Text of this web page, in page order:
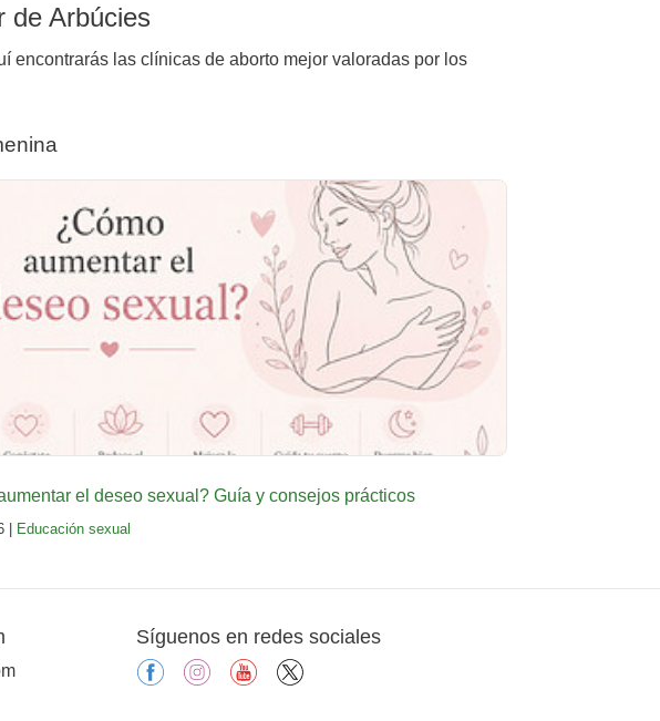
de Arbúcies
encontrarás las clínicas de aborto mejor valoradas por los
el deseo sexual? Guía y consejos prácticos
| Educación sexual
Síguenos en redes sociales
facebookinstagramyoutube